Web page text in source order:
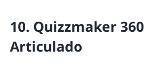
10. Quizzmaker 360
Articulado